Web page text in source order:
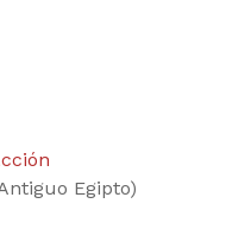
Egipto)